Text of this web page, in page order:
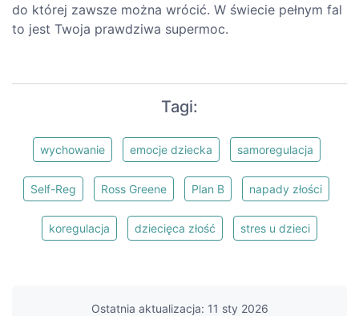
do której zawsze można wrócić. W świecie pełnym fal
to jest Twoja prawdziwa supermoc.
Tagi:
wychowanie emocje dziecka samoregulacja
Self-Reg Ross Greene Plan B napady złości
koregulacja dziecięca złość stres u dzieci
Ostatnia aktualizacja: 11 sty 2026